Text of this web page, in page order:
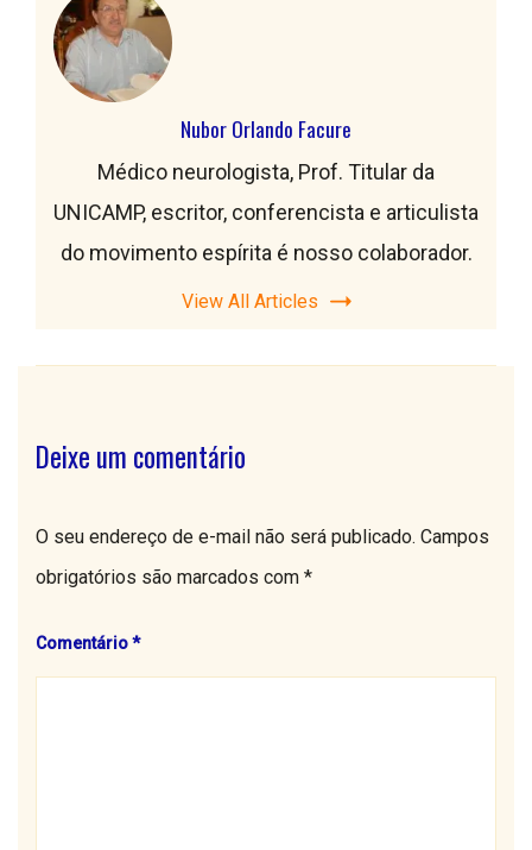
Nubor Orlando Facure
Médico neurologista, Prof. Titular da
UNICAMP, escritor, conferencista e articulista
do movimento espírita é nosso colaborador.
View All Articles
Deixe um comentário
O seu endereço de e-mail não será publicado. Campos
obrigatórios são marcados com *
Comentário*